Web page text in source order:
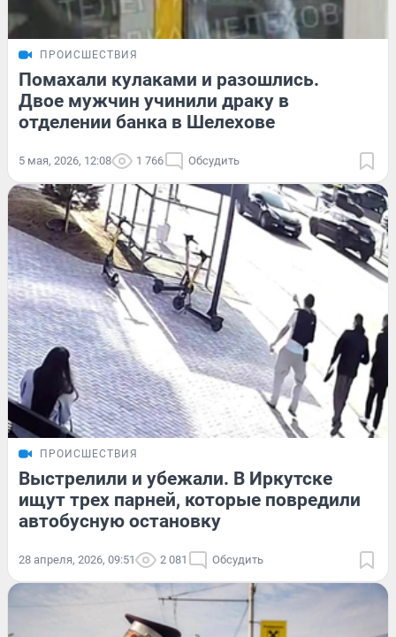
ПРОИСШЕСТВИЯ
Помахали кулаками и разошлись.
Двое мужчин учинили драку в
отделении банка в Шелехове
5 мая, 2026, 12:08 1 766 Обсудить
ПРОИСШЕСТВИЯ
Выстрелили и убежали. В Иркутске
ищут трех парней, которые повредили
автобусную остановку
28 апреля, 2026, 09:51 2 081 Обсудить